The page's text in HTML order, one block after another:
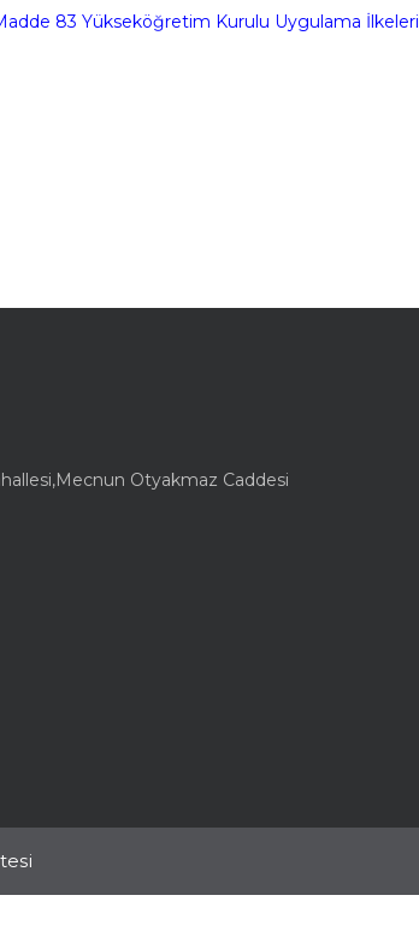
Madde 83 Yükseköğretim Kurulu Uygulama İlkeleri
Otyakmaz Caddesi